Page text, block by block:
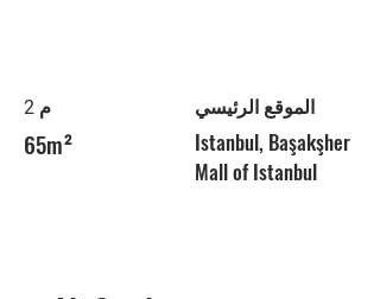
م 2
65m²
الموقع الرئيسي
Istanbul, Başakşher
Mall of Istanbul